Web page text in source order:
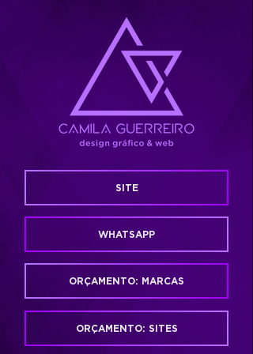
SITE
WHATSAPP
ORÇAMENTO: MARCAS
ORÇAMENTO: SITES